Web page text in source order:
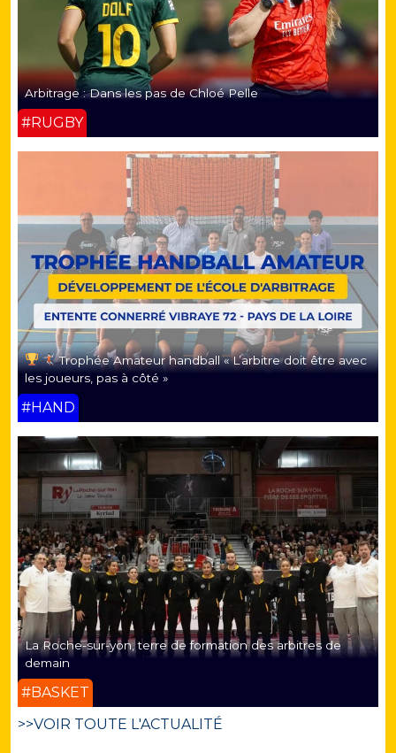
Arbitrage : Dans les pas de Chloé Pelle
#RUGBY
Trophée Amateur handball « L’arbitre doit être avec
les joueurs, pas à côté »
#HAND
La Roche-sur-yon, terre de formation des arbitres de
demain
#BASKET
>>VOIR TOUTE L'ACTUALITÉ